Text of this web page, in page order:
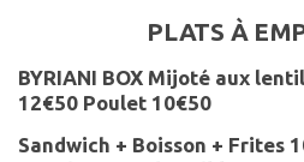
PLATS À
BYRIANI BOX Mijoté aux
12€50 Poulet 10€50
Sandwich + Boisson + Frites